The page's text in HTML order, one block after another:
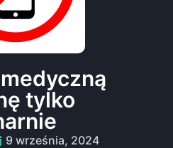
tylko
9 września, 2024